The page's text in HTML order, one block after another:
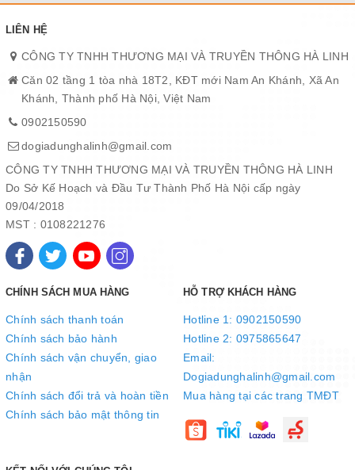
LIÊN HỆ
CÔNG TY TNHH THƯƠNG MẠI VÀ TRUYỀN THÔNG HÀ LINH
Căn 02 tầng 1 tòa nhà 18T2, KĐT mới Nam An Khánh, Xã An
Khánh, Thành phố Hà Nội, Việt Nam
0902150590
dogiadunghalinh@gmail.com
CÔNG TY TNHH THƯƠNG MẠI VÀ TRUYỀN THÔNG HÀ LINH
Do Sở Kế Hoạch và Đầu Tư Thành Phố Hà Nội cấp ngày
09/04/2018
MST : 0108221276
CHÍNH SÁCH MUA HÀNG
Chính sách thanh toán
Chính sách bảo hành
Chính sách vận chuyển, giao
nhận
Chính sách đổi trả và hoàn tiền
Chính sách bảo mật thông tin
HỖ TRỢ KHÁCH HÀNG
Hotline 1: 0902150590
Hotline 2: 0975865647
Email:
Dogiadunghalinh@gmail.com
Mua hàng tại các trang TMĐT